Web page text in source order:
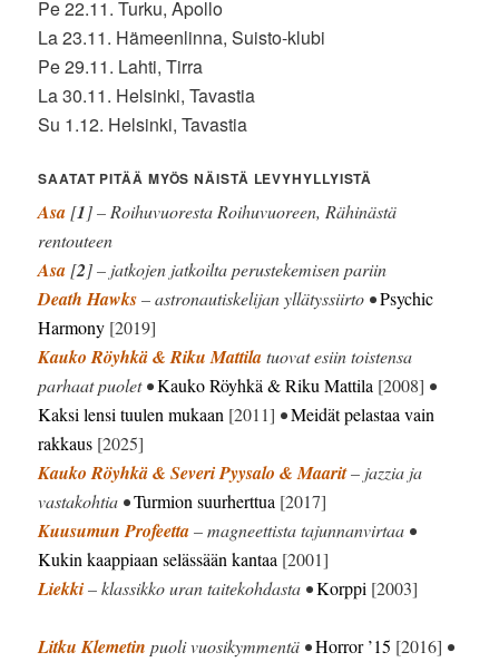
Pe 22.11. Turku, Apollo
La 23.11. Hämeenlinna, Suisto-klubi
Pe 29.11. Lahti, Tirra
La 30.11. Helsinki, Tavastia
Su 1.12. Helsinki, Tavastia
SAATAT PITÄÄ MYÖS NÄISTÄ LEVYHYLLYISTÄ
Asa [1] – Roihuvuoresta Roihuvuoreen, Rähinästä
rentouteen
Asa [2] – jatkojen jatkoilta perustekemisen pariin
Death Hawks– astronautiskelijan yllätyssiirto •Psychic
Harmony [2019]
Kauko Röyhkä & Riku Mattilatuovat esiin toistensa
parhaat puolet •Kauko Röyhkä & Riku Mattila [2008] •
Kaksi lensi tuulen mukaan [2011] •Meidät pelastaa vain
rakkaus [2025]
Kauko Röyhkä & Severi Pyysalo & Maarit– jazzia ja
vastakohtia •Turmion suurherttua [2017]
Kuusumun Profeetta– magneettista tajunnanvirtaa •
Kukin kaappiaan selässään kantaa [2001]
Liekki– klassikko uran taitekohdasta •Korppi [2003]
Litku Klemetin puoli vuosikymmentä •Horror ’15 [2016] •